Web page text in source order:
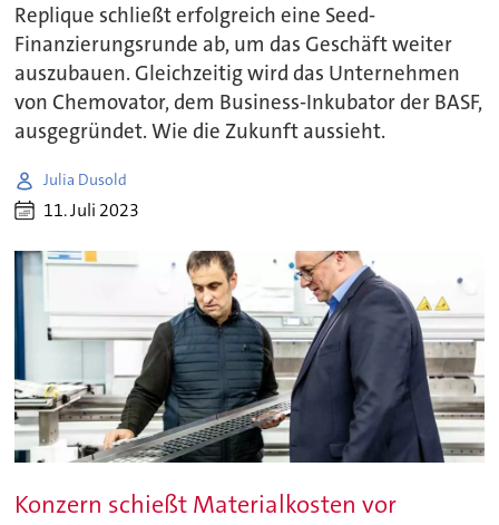
Replique schließt erfolgreich eine Seed-
Finanzierungsrunde ab, um das Geschäft weiter
auszubauen. Gleichzeitig wird das Unternehmen
von Chemovator, dem Business-Inkubator der BASF,
ausgegründet. Wie die Zukunft aussieht.
Julia Dusold
11. Juli 2023
Konzern schießt Materialkosten vor